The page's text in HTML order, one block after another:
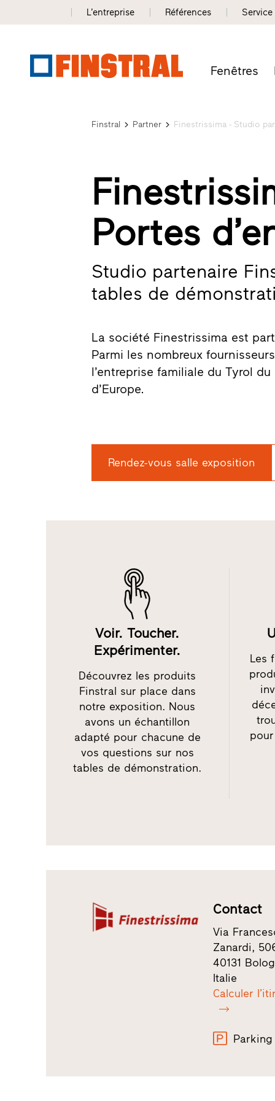
L’entreprise Références
Fenêtres
Finstral Partner Finestrissima - Studio
Portes
Studio partenaire
tables de
La société Finestrissima est
Parmi les nombreux
l’entreprise familiale du Tyrol
d’Europe.
Rendez-vous salle exposition
Voir. Toucher.
Expérimenter.
Découvrez les produits
Finstral sur place dans
notre exposition. Nous
avons un échantillon
adapté pour chacune de
vos questions sur nos
tables de démonstration.
Les
Contact
Via
Zanardi,
40131
Italie
Calculer
Parking